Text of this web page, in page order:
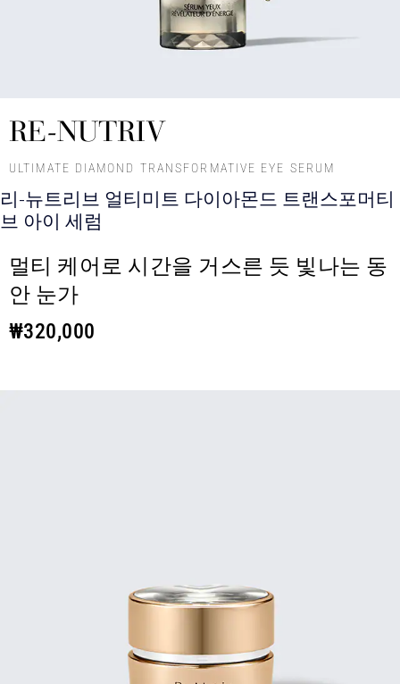
RE-NUTRIV
ULTIMATE DIAMOND TRANSFORMATIVE EYE SERUM
리-뉴트리브 얼티미트 다이아몬드 트랜스포머티
브 아이 세럼
멀티 케어로 시간을 거스른 듯 빛나는 동
안 눈가
₩320,000